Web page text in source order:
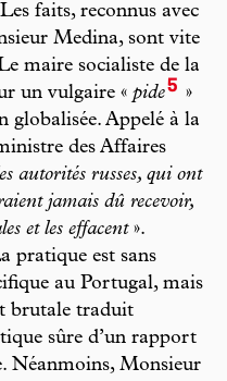
faits, reconnus avec
Medina, sont vite
maire socialiste de la
un vulgaire « pide5 »
globalisée. Appelé à la
des Affaires
autorités russes, qui ont
jamais dû recevoir,
et les effacent».
pratique est sans
au Portugal, mais
brutale traduit
sûre d’un rapport
Néanmoins, Monsieur